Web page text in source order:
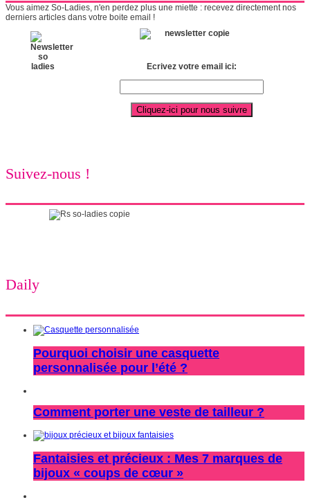
Vous aimez So-Ladies, n'en perdez plus une miette : recevez directement nos
derniers articles dans votre boite email !
Ecrivez votre email ici:
Suivez-nous !
Daily
Pourquoi choisir une casquette
personnalisée pour l’été ?
Comment porter une veste de tailleur ?
Fantaisies et précieux : Mes 7 marques de
bijoux « coups de cœur »